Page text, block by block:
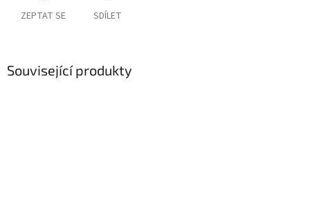
ZEPTAT SE SDÍLET
Související produkty